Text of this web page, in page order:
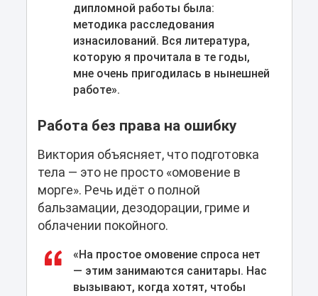
дипломной работы была:
методика расследования
изнасилований. Вся литература,
которую я прочитала в те годы,
мне очень пригодилась в нынешней
работе».
Работа без права на ошибку
Виктория объясняет, что подготовка
тела — это не просто «омовение в
морге». Речь идёт о полной
бальзамации, дезодорации, гриме и
облачении покойного.
«На простое омовение спроса нет
— этим занимаются санитары. Нас
вызывают, когда хотят, чтобы